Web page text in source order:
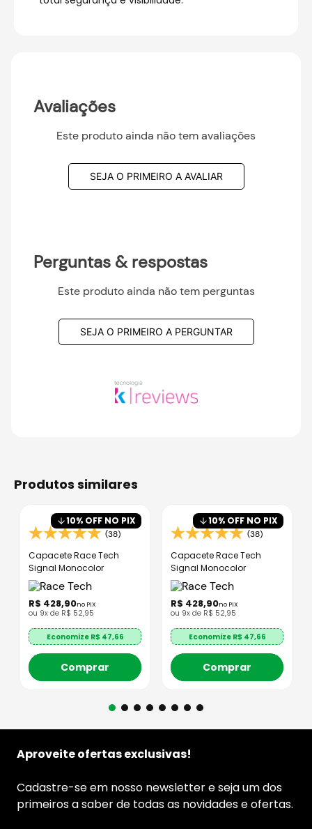
Avaliações
Este produto ainda não tem avaliações
SEJA O PRIMEIRO A AVALIAR
Perguntas & respostas
Este produto ainda não tem perguntas
SEJA O PRIMEIRO A PERGUNTAR
produtos similares
10% OFF NO PIX
(38)
Capacete Race Tech
Signal Monocolor
R$ 428,90no PIX
ou 9x de R$ 52,95
Economize R$ 47,66
Comprar
10% OFF NO PIX
(38)
Capacete Race Tech
Signal Monocolor
R$ 428,90no PIX
ou 9x de R$ 52,95
Economize R$ 47,66
Comprar
Aproveite ofertas exclusivas!
Cadastre-se em nosso newsletter e seja um dos
primeiros a saber de todas as novidades e ofertas.